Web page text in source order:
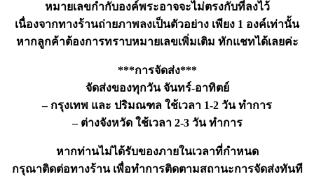
หมายเลขกำกับองค์พระอาจจะไม่ตรงกับที่ลงไว้
เนื่องจากทางร้านถ่ายภาพลงเป็นตัวอย่าง เพียง 1 องค์เท่านั้น
หากลูกค้าต้องการทราบหมายเลขเพิ่มเติม ทักแชทได้เลยค่ะ
***การจัดส่ง***
จัดส่งของทุกวัน จันทร์-อาทิตย์
– กรุงเทพ และ ปริมณฑล ใช้เวลา 1-2 วัน ทำการ
– ต่างจังหวัด ใช้เวลา 2-3 วัน ทำการ
หากท่านไม่ได้รับของภายในเวลาที่กำหนด
กรุณาติดต่อทางร้าน เพื่อทำการติดตามสถานะการจัดส่งทันที